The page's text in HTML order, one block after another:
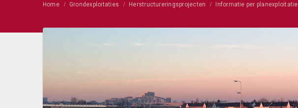
Home Grondexploitaties Herstructureringsprojecten Informatie per planexploitatie